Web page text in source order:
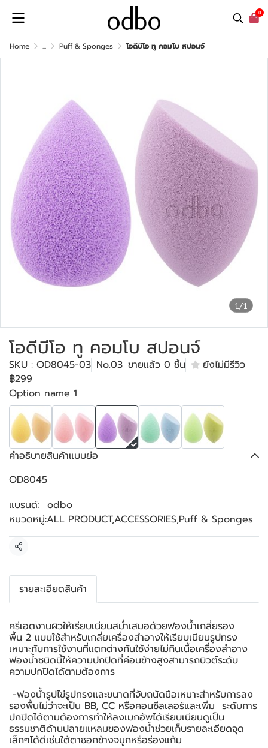
0
Home ... Puff & Sponges โอดีบีโอ ทู คอมโบ สปอนจ์
1/1
โอดีบีโอ ทู คอมโบ สปอนจ์
SKU : OD8045-03 No.03 ขายแล้ว 0 ชิ้น
ยังไม่มีรีวิว
฿299
Option name 1
คำอธิบายสินค้าแบบย่อ
OD8045
แบรนด์: odbo
หมวดหมู่:ALL PRODUCT,ACCESSORIES,Puff & Sponges
แชร์
รายละเอียดสินค้า
ครีเอตงานผิวให้เรียบเนียนสม่ำเสมอด้วยฟองน้ำเกลี่ยรอง
พื้น 2 แบบใช้สำหรับเกลี่ยเครื่องสำอางให้เรียบเนียนรูปทรง
เหมาะกับการใช้งานที่แตกต่างกันใช้ง่ายไม่กินเนื้อเครื่องสำอาง
ฟองน้ำชนิดนี้ให้ความปกปิดที่ค่อนข้างสูงสามารถบิวต์ระดับ
ความปกปิดได้ตามต้องการ
-ฟองน้ำรูปไข่รูปทรงและขนาดที่จับถนัดมือเหมาะสำหรับการลง
รองพื้นไม่ว่าจะเป็น BB, CC หรือคอนซีลเลอร์และเพิ่ม ระดับการ
ปกปิดได้ตามต้องการทำให้ลงเมกอัพได้เรียบเนียนดูเป็น
ธรรมชาติด้านปลายแหลมของฟองน้ำช่วยเก็บรายละเอียดจุด
เล็กๆได้ดีเช่นใต้ตาซอกข้างจมูกหรือร่องแก้ม